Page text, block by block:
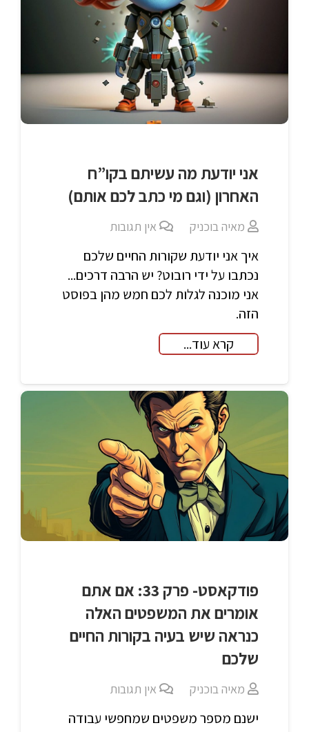
אני יודעת מה עשיתם בקו”ח
האחרון (וגם מי כתב לכם אותם)
מאיה בוכניק אין תגובות
איך אני יודעת שקורות החיים שלכם
נכתבו על ידי רובוט? יש הרבה דרכים...
אני מוכנה לגלות לכם חמש מהן בפוסט
הזה.
קרא עוד...
פודקאסט- פרק 33: אם אתם
אומרים את המשפטים האלה
כנראה שיש בעיה בקורות החיים
שלכם
מאיה בוכניק אין תגובות
ישנם מספר משפטים שמחפשי עבודה